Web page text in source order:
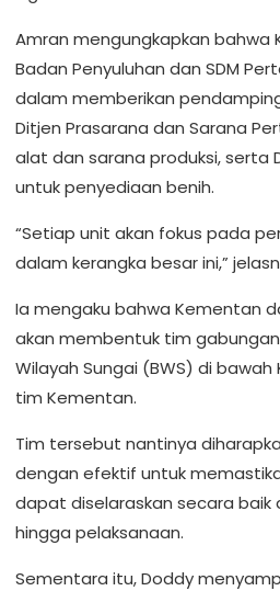
Amran mengungkapkan bahwa
Badan Penyuluhan dan SDM
dalam memberikan
Ditjen Prasarana dan Sarana
alat dan sarana produksi, serta
untuk penyediaan benih.
“Setiap unit akan fokus pada
dalam kerangka besar ini,”
Ia mengaku bahwa Kementan
akan membentuk tim
Wilayah Sungai (BWS) di
tim Kementan.
Tim tersebut nantinya
dengan efektif untuk
dapat diselaraskan secara baik
hingga pelaksanaan.
Sementara itu, Doddy